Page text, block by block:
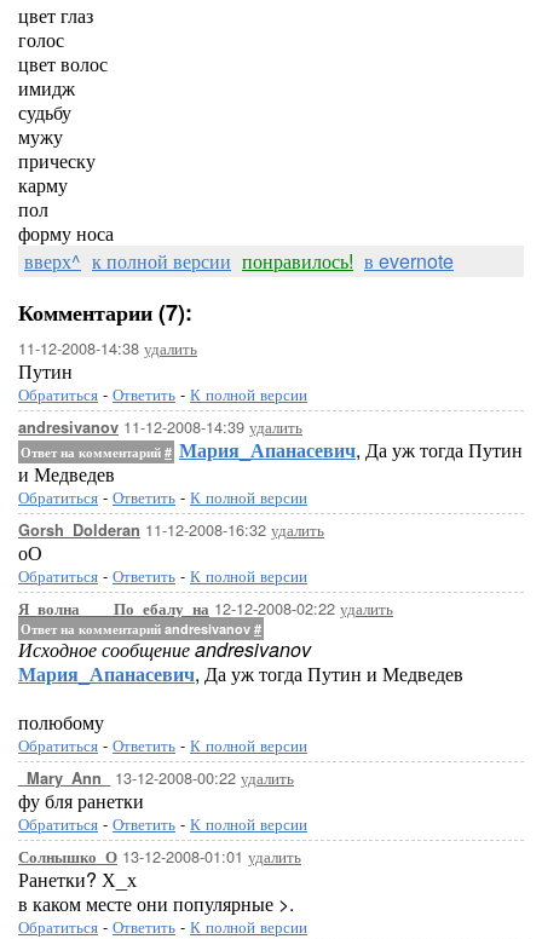
цвет глаз
голос
цвет волос
имидж
судьбу
мужу
прическу
карму
пол
форму носа
вверх^ к полной версии понравилось! в evernote
Комментарии (7):
11-12-2008-14:38 удалить
Путин
Обратиться - Ответить - К полной версии
andresivanov 11-12-2008-14:39 удалить
Ответ на комментарий # Мария_Апанасевич, Да уж тогда Путин
и Медведев
Обратиться - Ответить - К полной версии
Gorsh_Dolderan 11-12-2008-16:32 удалить
оО
Обратиться - Ответить - К полной версии
Я_волна____По_ебалу_на 12-12-2008-02:22 удалить
Ответ на комментарий andresivanov #
Исходное сообщение andresivanov
Мария_Апанасевич, Да уж тогда Путин и Медведев
полюбому
Обратиться - Ответить - К полной версии
_Mary_Ann_ 13-12-2008-00:22 удалить
фу бля ранетки
Обратиться - Ответить - К полной версии
Солнышко_О 13-12-2008-01:01 удалить
Ранетки? Х_х
в каком месте они популярные >.
Обратиться - Ответить - К полной версии